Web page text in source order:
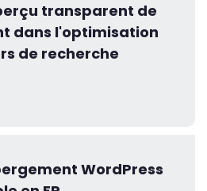
transparent de
dans l'optimisation
de recherche
WordPress